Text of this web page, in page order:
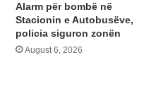
Alarm për bombë në
Stacionin e Autobusëve,
policia siguron zonën
August 6, 2026